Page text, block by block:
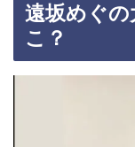
遠坂めぐ
こ？